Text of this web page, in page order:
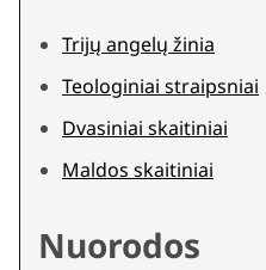
Trijų angelų žinia
Teologiniai straipsniai
Dvasiniai skaitiniai
Maldos skaitiniai
Nuorodos